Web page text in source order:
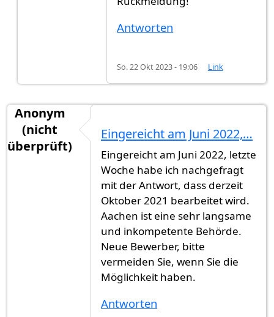
Antworten
So. 22 Okt 2023 - 19:06 Link
Anonym
(nicht
überprüft)
Eingereicht am Juni 2022,…
Eingereicht am Juni 2022, letzte
Woche habe ich nachgefragt
mit der Antwort, dass derzeit
Oktober 2021 bearbeitet wird.
Aachen ist eine sehr langsame
und inkompetente Behörde.
Neue Bewerber, bitte
vermeiden Sie, wenn Sie die
Möglichkeit haben.
Antworten